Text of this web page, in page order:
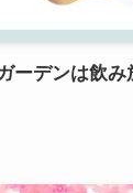
ーデンは飲み